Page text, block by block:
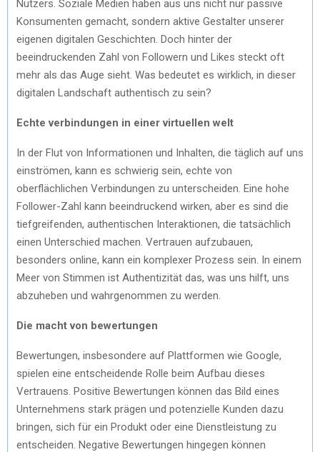
Nutzers. Soziale Medien haben aus uns nicht nur passive
Konsumenten gemacht, sondern aktive Gestalter unserer
eigenen digitalen Geschichten. Doch hinter der
beeindruckenden Zahl von Followern und Likes steckt oft
mehr als das Auge sieht. Was bedeutet es wirklich, in dieser
digitalen Landschaft authentisch zu sein?
Echte verbindungen in einer virtuellen welt
In der Flut von Informationen und Inhalten, die täglich auf uns
einströmen, kann es schwierig sein, echte von
oberflächlichen Verbindungen zu unterscheiden. Eine hohe
Follower-Zahl kann beeindruckend wirken, aber es sind die
tiefgreifenden, authentischen Interaktionen, die tatsächlich
einen Unterschied machen. Vertrauen aufzubauen,
besonders online, kann ein komplexer Prozess sein. In einem
Meer von Stimmen ist Authentizität das, was uns hilft, uns
abzuheben und wahrgenommen zu werden.
Die macht von bewertungen
Bewertungen, insbesondere auf Plattformen wie Google,
spielen eine entscheidende Rolle beim Aufbau dieses
Vertrauens. Positive Bewertungen können das Bild eines
Unternehmens stark prägen und potenzielle Kunden dazu
bringen, sich für ein Produkt oder eine Dienstleistung zu
entscheiden. Negative Bewertungen hingegen können